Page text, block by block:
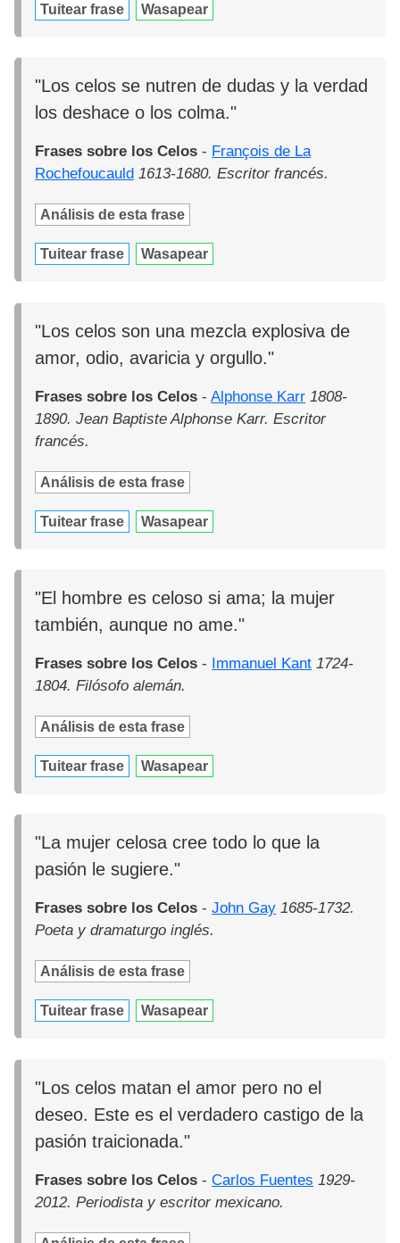
Tuitear frase Wasapear
"Los celos se nutren de dudas y la verdad
los deshace o los colma."
Frases sobre los Celos - François de La
Rochefoucauld 1613-1680. Escritor francés.
Análisis de esta frase
Tuitear frase Wasapear
"Los celos son una mezcla explosiva de
amor, odio, avaricia y orgullo."
Frases sobre los Celos -Alphonse Karr 1808-
1890. Jean Baptiste Alphonse Karr. Escritor
francés.
Análisis de esta frase
Tuitear frase Wasapear
"El hombre es celoso si ama; la mujer
también, aunque no ame."
Frases sobre los Celos - Immanuel Kant 1724-
1804. Filósofo alemán.
Análisis de esta frase
Tuitear frase Wasapear
"La mujer celosa cree todo lo que la
pasión le sugiere."
Frases sobre los Celos -John Gay 1685-1732.
Poeta y dramaturgo inglés.
Análisis de esta frase
Tuitear frase Wasapear
"Los celos matan el amor pero no el
deseo. Este es el verdadero castigo de la
pasión traicionada."
Frases sobre los Celos -Carlos Fuentes 1929-
2012. Periodista y escritor mexicano.